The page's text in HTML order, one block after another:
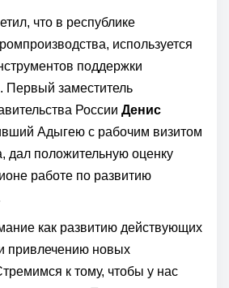
что в республике
используется
поддержки
Первый заместитель
России Денис
Адыгею с рабочим визитом
дал положительную оценку
работе по развитию
как развитию действующих
привлечению новых
к тому, чтобы у нас